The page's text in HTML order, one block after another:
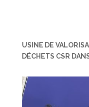
USINE DE
DÉCHETS CSR